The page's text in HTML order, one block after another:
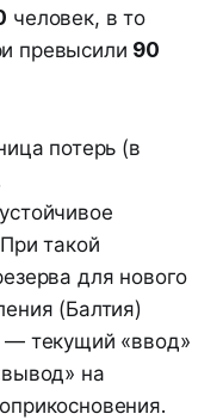
человек, в то
превысили 90
потерь (в
такой
для нового
(Балтия)
— текущий «ввод»
на